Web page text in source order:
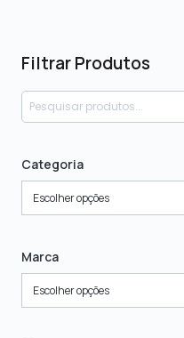
Filtrar Produtos
Categoria
Escolher opções
Marca
Escolher opções